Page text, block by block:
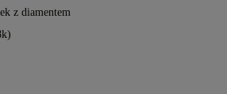
z diamentem